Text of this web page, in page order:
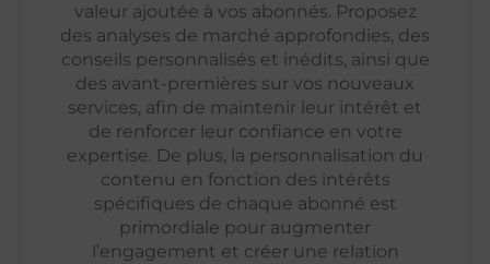
valeur ajoutée à vos abonnés. Proposez
des analyses de marché approfondies, des
conseils personnalisés et inédits, ainsi que
des avant-premières sur vos nouveaux
services, afin de maintenir leur intérêt et
de renforcer leur confiance en votre
expertise. De plus, la personnalisation du
contenu en fonction des intérêts
spécifiques de chaque abonné est
primordiale pour augmenter
l’engagement et créer une relation